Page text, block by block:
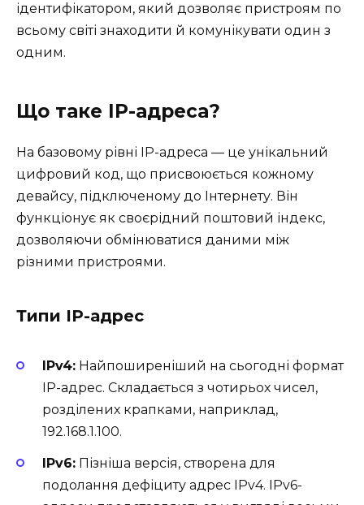
ідентифікатором, який дозволяє пристроям по
всьому світі знаходити й комунікувати один з
одним.
Що таке IP-адреса?
На базовому рівні IP-адреса — це унікальний
цифровий код, що присвоюється кожному
девайсу, підключеному до Інтернету. Він
функціонує як своєрідний поштовий індекс,
дозволяючи обмінюватися даними між
різними пристроями.
Типи IP-адрес
IPv4: Найпоширеніший на сьогодні формат
IP-адрес. Складається з чотирьох чисел,
розділених крапками, наприклад,
192.168.1.100.
IPv6: Пізніша версія, створена для
подолання дефіциту адрес IPv4. IPv6-